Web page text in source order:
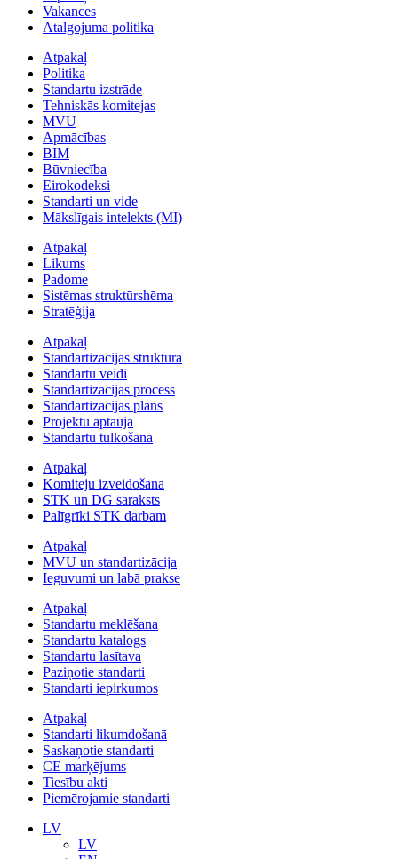
Vakances
Atalgojuma politika
Atpakaļ
Politika
Standartu izstrāde
Tehniskās komitejas
MVU
Apmācības
BIM
Būvniecība
Eirokodeksi
Standarti un vide
Mākslīgais intelekts (MI)
Atpakaļ
Likums
Padome
Sistēmas struktūrshēma
Stratēģija
Atpakaļ
Standartizācijas struktūra
Standartu veidi
Standartizācijas process
Standartizācijas plāns
Projektu aptauja
Standartu tulkošana
Atpakaļ
Komiteju izveidošana
STK un DG saraksts
Palīgrīki STK darbam
Atpakaļ
MVU un standartizācija
Ieguvumi un labā prakse
Atpakaļ
Standartu meklēšana
Standartu katalogs
Standartu lasītava
Paziņotie standarti
Standarti iepirkumos
Atpakaļ
Standarti likumdošanā
Saskaņotie standarti
CE marķējums
Tiesību akti
Piemērojamie standarti
LV
LV